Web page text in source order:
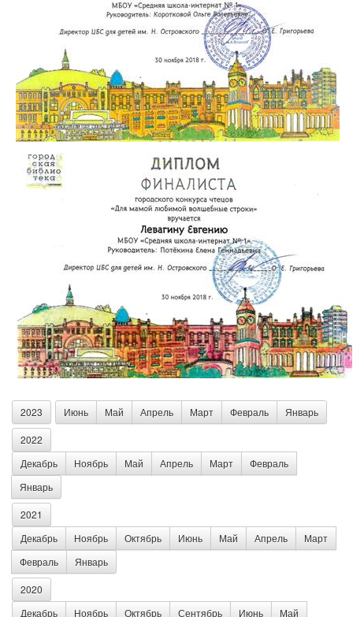
2023 Июнь Май Апрель Март Февраль Январь
2022
Декабрь
Ноябрь Май Апрель Март
Февраль
Январь
2021
Декабрь
Ноябрь Октябрь Июнь Май Апрель
Март
Февраль
Январь
2020
Декабрь
Ноябрь Октябрь Сентябрь Июнь
Май